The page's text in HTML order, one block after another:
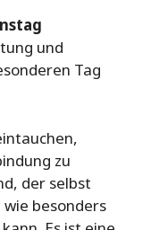
und
Tag
zu
der selbst
besonders